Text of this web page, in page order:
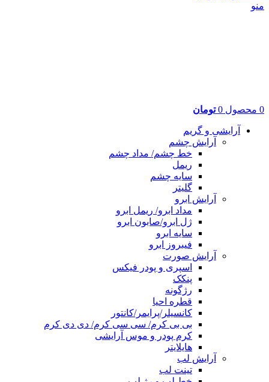
منو
0 محصول 0 تومان
آرایشی و گریم
آرایش چشم
خط چشم/ مداد چشم
ریمل
سایه چشم
گلیتر
آرایش ابرو
مداد ابرو/ ریمل ابرو
ژل ابرو/صابون ابرو
سایه ابرو
فیبروز ابرو
آرایش صورت
اسپری و پودر فیکس
پنکک
رژگونه
قطره احیا
کانسیلر/پرایمر/کانتور
بی بی کرم/ سی سی کرم/ دی دی کرم
کرم پودر و موس آرایشی
هایلایتر
آرایش لب
تینت لب